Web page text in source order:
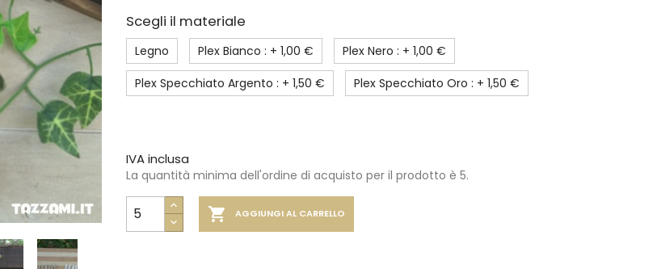
Scegli il materiale
Legno Plex Bianco : + 1,00 € Plex Nero : + 1,00 €
Plex Specchiato Argento : + 1,50 € Plex Specchiato Oro : + 1,50 €
 AGGIUNGI AL CARRELLO
IVA inclusa
La quantità minima dell'ordine di acquisto per il prodotto è 5.